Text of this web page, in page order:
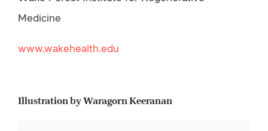
Medicine
www.wakehealth.edu
Illustration by Waragorn Keeranan